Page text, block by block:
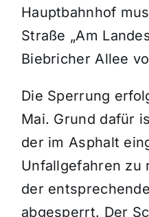
Hauptbahnhof
Straße „Am
Biebricher Allee
Die Sperrung
Mai. Grund dafür
der im Asphalt
Unfallgefahren zu
der
abgesperrt. Der